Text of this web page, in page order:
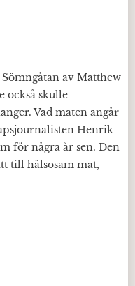
av Matthew
också skulle
Vad maten angår
Henrik
för några år sen. Den
till hälsosam mat,